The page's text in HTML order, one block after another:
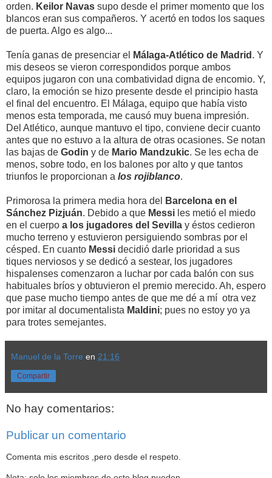
orden. Keilor Navas supo desde el primer momento que los
blancos eran sus compañeros. Y acertó en todos los saques
de puerta. Algo es algo...
Tenía ganas de presenciar el Málaga-Atlético de Madrid . Y
mis deseos se vieron correspondidos porque ambos
equipos jugaron con una combatividad digna de encomio. Y,
claro, la emoción se hizo presente desde el principio hasta
el final del encuentro. El Málaga, equipo que había visto
menos esta temporada, me causó muy buena impresión.
Del Atlético, aunque mantuvo el tipo, conviene decir cuanto
antes que no estuvo a la altura de otras ocasiones. Se notan
las bajas de Godin y de Mario Mandzukic. Se les echa de
menos, sobre todo, en los balones por alto y que tantos
triunfos le proporcionan a los rojiblanco.
Primorosa la primera media hora del
Barcelona en el
Sánchez Pizjuán. Debido a que Messi les metió el miedo
en el cuerpo a los jugadores del Sevilla y éstos cedieron
mucho terreno y estuvieron persiguiendo sombras por el
césped. En cuanto Messi decidió darle prioridad a sus
tiques nerviosos y se dedicó a sestear, los jugadores
hispalenses comenzaron a luchar por cada balón con sus
habituales bríos y obtuvieron el premio merecido. Ah, espero
que pase mucho tiempo antes de que me dé a mí otra vez
por imitar al documentalista Maldini; pues no estoy yo ya
para trotes semejantes.
Manuel de la Torre en 21:16
Compartir
No hay comentarios:
Publicar un comentario
Comenta mis escritos ,pero desde el respeto.